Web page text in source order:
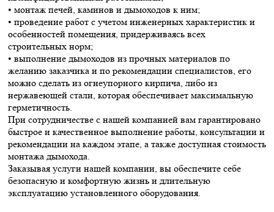
• монтаж печей, каминов и дымоходов к ним;
• проведение работ с учетом инженерных характеристик и
особенностей помещения, придерживаясь всех
строительных норм;
• выполнение дымоходов из прочных материалов по
желанию заказчика и по рекомендации специалистов, его
можно сделать из огнеупорного кирпича, либо из
нержавеющей стали, которая обеспечивает максимальную
герметичность.
При сотрудничестве с нашей компанией вам гарантировано
быстрое и качественное выполнение работы, консультации и
рекомендации на каждом этапе, а также доступная стоимость
монтажа дымохода.
Заказывая услуги нашей компании, вы обеспечите себе
безопасную и комфортную жизнь и длительную
эксплуатацию установленного оборудования.